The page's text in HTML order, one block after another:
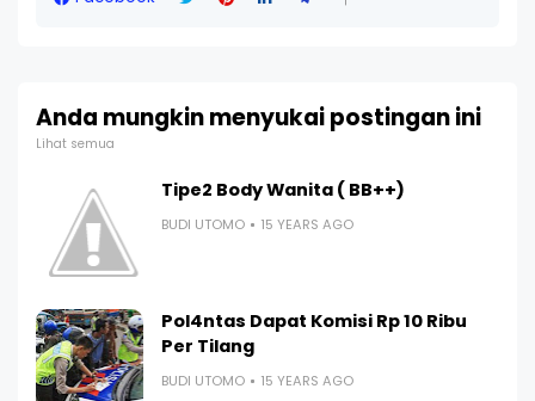
Anda mungkin menyukai postingan ini
Lihat semua
Tipe2 Body Wanita ( BB++)
BUDI UTOMO 15 YEARS AGO
Pol4ntas Dapat Komisi Rp 10 Ribu
Per Tilang
BUDI UTOMO 15 YEARS AGO